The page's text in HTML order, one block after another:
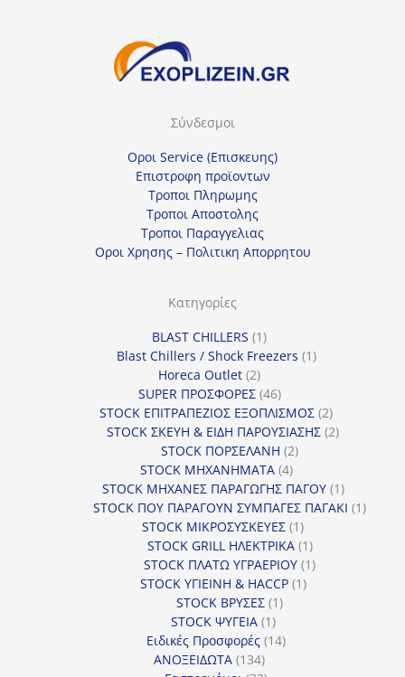
Σύνδεσμοι
Οροι Service (Επισκευης)
Επιστροφη προϊοντων
Τροποι Πληρωμης
Τροποι Αποστολης
Τροποι Παραγγελιας
Οροι Χρησης – Πολιτικη Απορρητου
Κατηγορίες
BLAST CHILLERS 11
προϊόν
Blast Chillers / Shock Freezers 11
Horeca Outlet 22
προϊόντα
SUPER ΠΡΟΣΦΟΡΕΣ 4646
προϊόντα
STOCK ΕΠΙΤΡΑΠΕΖΙΟΣ ΕΞΟΠΛΙΣΜΟΣ 22
προϊόντα
STOCK ΣΚΕΥΗ & ΕΙΔΗ ΠΑΡΟΥΣΙΑΣΗΣ 22
STOCK ΠΟΡΣΕΛΑΝΗ 22
STOCK ΜΗΧΑΝΗΜΑΤΑ 44
προϊόντα
STOCK ΜΗΧΑΝΕΣ ΠΑΡΑΓΩΓΗΣ ΠΑΓΟΥ 11
προϊόν
STOCK ΠΟΥ ΠΑΡΑΓΟΥΝ ΣΥΜΠΑΓΕΣ ΠΑΓΑΚΙ 11
STOCK ΜΙΚΡΟΣΥΣΚΕΥΕΣ 11
προϊόν
STOCK GRILL ΗΛΕΚΤΡΙΚΑ 11
προϊόν
STOCK ΠΛΑΤΩ ΥΓΡΑΕΡΙΟΥ 11
STOCK ΥΓΙΕΙΝΗ & HACCP 11
STOCK ΒΡΥΣΕΣ 11
STOCK ΨΥΓΕΙΑ 11
προϊόν
Ειδικές Προσφορές 1414
ΑΝΟΞΕΙΔΩΤΑ 134134